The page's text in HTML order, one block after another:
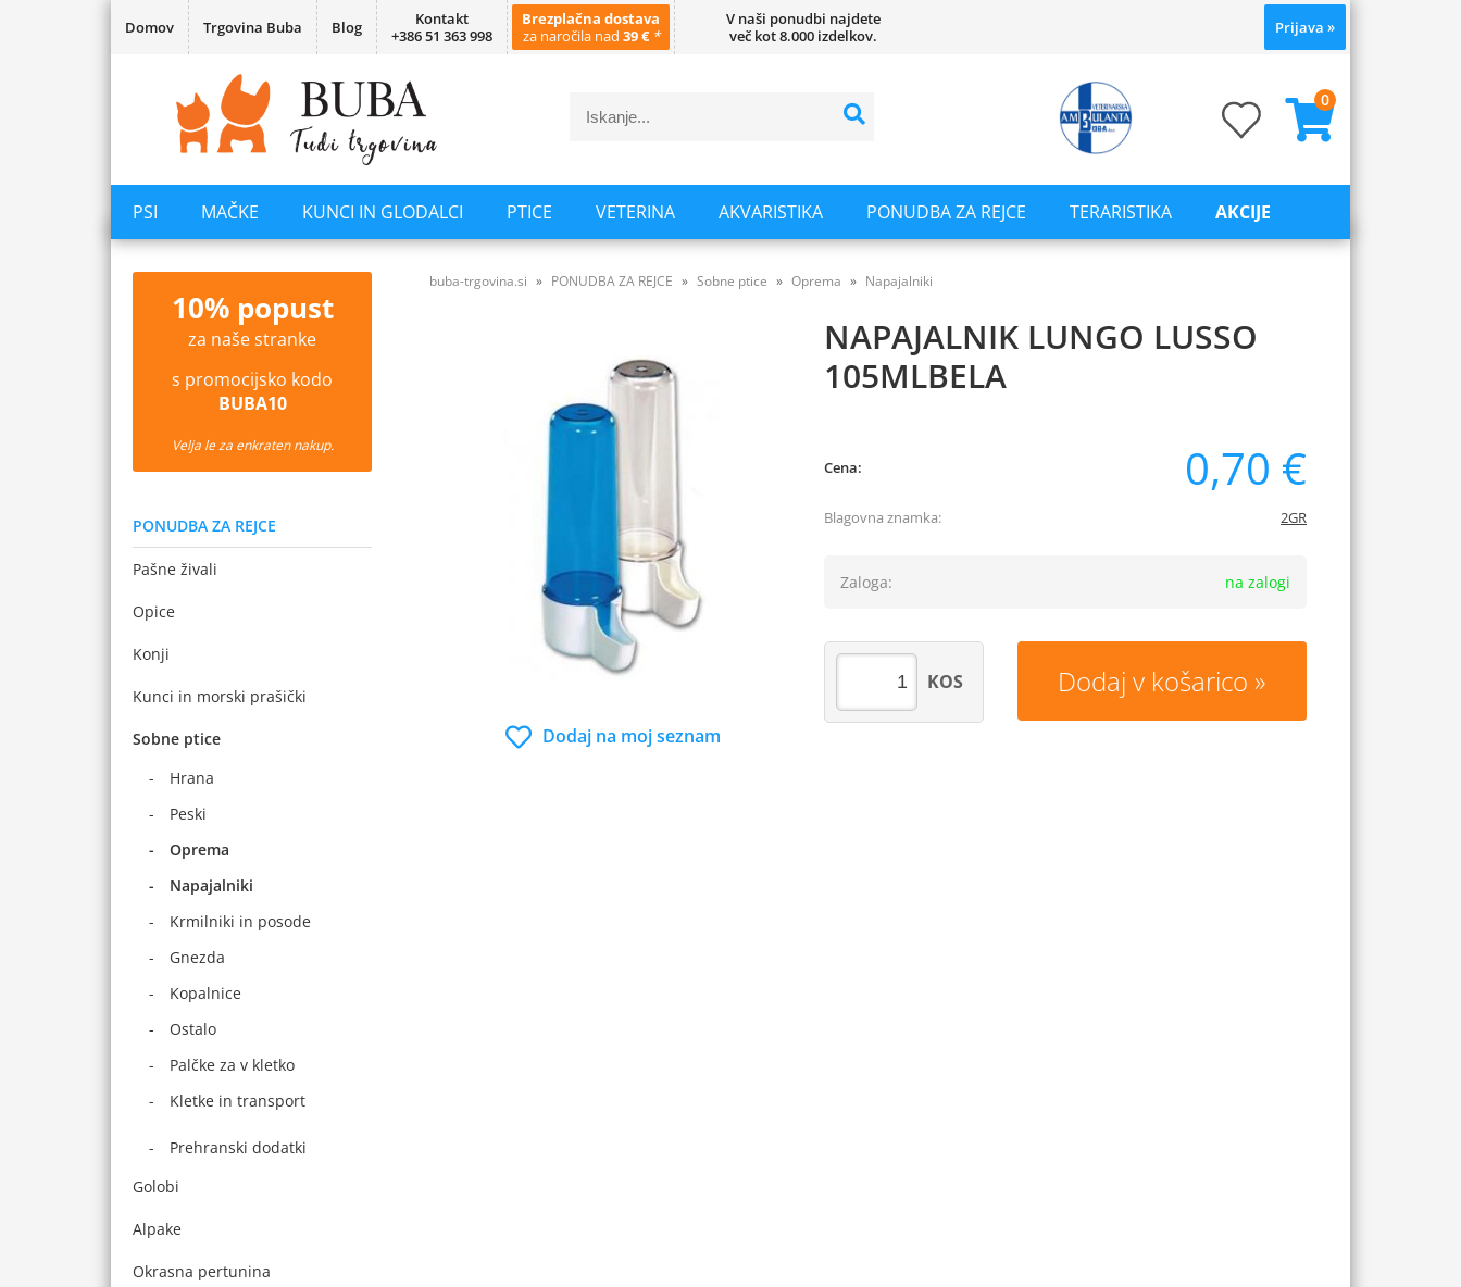
Domov Trgovina Buba Blog
Kontakt
+386 51 363 998
Brezplačna dostava
za naročila nad 39 € *
V naši ponudbi najdete
več kot 8.000 izdelkov.
Prijava »
0
PSI MAČKE KUNCI IN GLODALCI PTICE VETERINA AKVARISTIKA PONUDBA ZA REJCE TERARISTIKA AKCIJE
10% popust
za naše stranke
s promocijsko kodo
BUBA10
Velja le za enkraten nakup.
PONUDBA ZA REJCE
Pašne živali
Opice
Konji
Kunci in morski prašički
Sobne ptice
Hrana
Peski
Oprema
Napajalniki
Krmilniki in posode
Gnezda
Kopalnice
Ostalo
Palčke za v kletko
Kletke in transport
Prehranski dodatki
Golobi
Alpake
Okrasna pertunina
buba-trgovina.si PONUDBA ZA REJCE Sobne ptice Oprema Napajalniki
NAPAJALNIK LUNGO LUSSO
105MLBELA
Dodaj na moj seznam
Cena: 0,70 €
Blagovna znamka: 2GR
Zaloga: na zalogi
Dodaj v košarico
KOS